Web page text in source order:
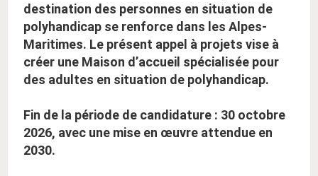
destination des personnes en situation de
polyhandicap se renforce dans les Alpes-
Maritimes. Le présent appel à projets vise à
créer une Maison d’accueil spécialisée pour
des adultes en situation de polyhandicap.
Fin de la période de candidature : 30 octobre
2026, avec une mise en œuvre attendue en
2030.